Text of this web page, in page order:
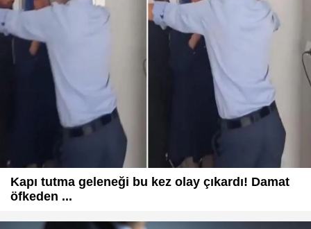
Kapı tutma geleneği bu kez olay çıkardı! Damat
öfkeden ...